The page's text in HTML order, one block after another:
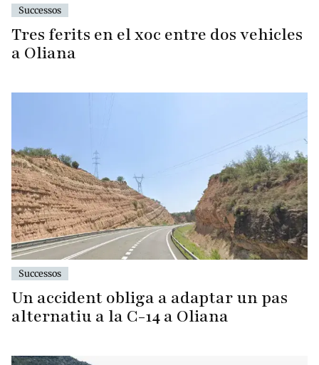
Successos
Tres ferits en el xoc entre dos vehicles
a Oliana
Successos
Un accident obliga a adaptar un pas
alternatiu a la C-14 a Oliana